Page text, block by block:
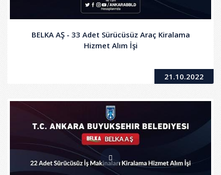
BELKA AŞ - 33 Adet Sürücüsüz Araç Kiralama
Hizmet Alım İşi
21.10.2022